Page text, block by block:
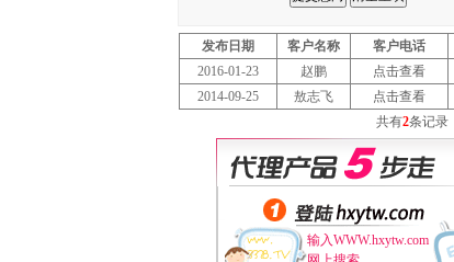
发布日期 客户名称 客户电话
2016-01-23
赵鹏 点击查看
2014-09-25
敖志飞 点击查看
共有2条记录
输入WWW.hxytw.com